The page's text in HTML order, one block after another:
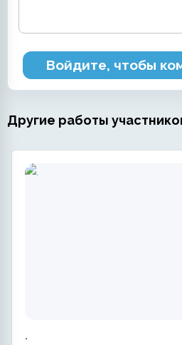
Войдите, чтобы
Другие работы
.